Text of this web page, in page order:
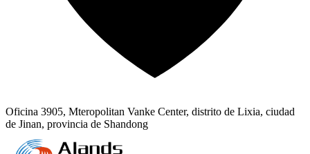
Oficina 3905, Mteropolitan Vanke Center, distrito de Lixia, ciudad
de Jinan, provincia de Shandong